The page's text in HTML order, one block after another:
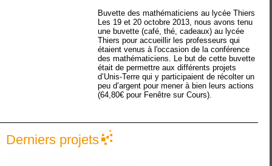
Buvette des mathématiciens au lycée Thiers
Les 19 et 20 octobre 2013, nous avons tenu
une buvette (café, thé, cadeaux) au lycée
Thiers pour accueillir les professeurs qui
étaient venus à l'occasion de la conférence
des mathématiciens. Le but de cette buvette
était de permettre aux différents projets
d’Unis-Terre qui y participaient de récolter un
peu d’argent pour mener à bien leurs actions
(64,80€ pour Fenêtre sur Cours).
Derniers projets